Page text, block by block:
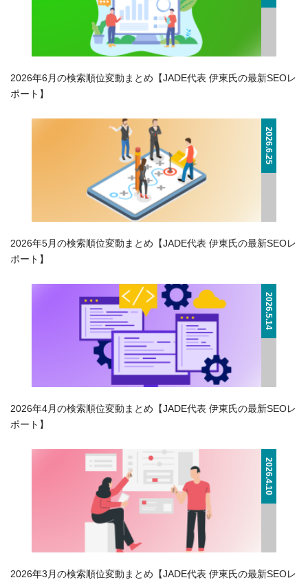
2026年6月の検索順位変動まとめ【JADE代表 伊東氏の最新SEOレ
ポート】
2026.6.25
2026年5月の検索順位変動まとめ【JADE代表 伊東氏の最新SEOレ
ポート】
2026.5.14
2026年4月の検索順位変動まとめ【JADE代表 伊東氏の最新SEOレ
ポート】
2026.4.10
2026年3月の検索順位変動まとめ【JADE代表 伊東氏の最新SEOレ